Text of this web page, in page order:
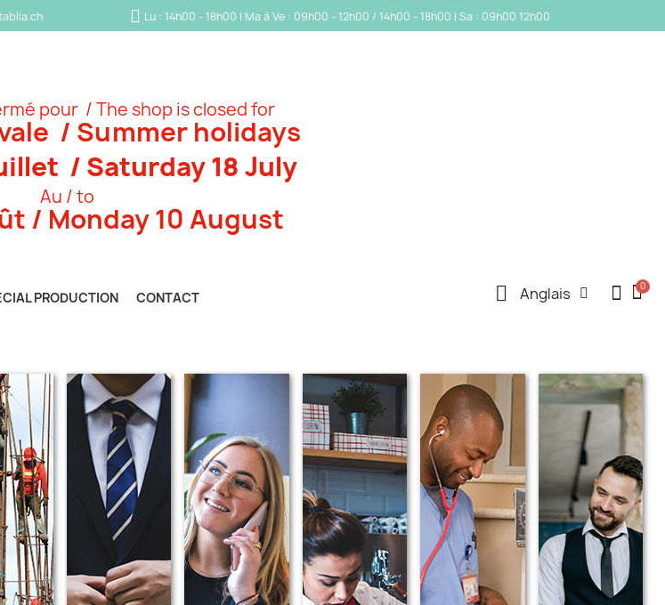
Lu : 14h00 - 18h00 | Ma à Ve : 09h00 - 12h00 / 14h00 - 18h00 | Sa : 09h00 12h00
pour / The shop is closed for
/ Summer holidays
/ Saturday 18 July
Au / to
/ Monday 10 August
PRODUCTION CONTACT Anglais